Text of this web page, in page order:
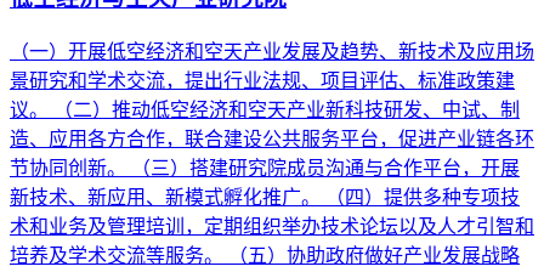
（一）开展低空经济和空天产业发展及趋势、新技术及应用场
景研究和学术交流，提出行业法规、项目评估、标准政策建
议。 （二）推动低空经济和空天产业新科技研发、中试、制
造、应用各方合作，联合建设公共服务平台，促进产业链各环
节协同创新。 （三）搭建研究院成员沟通与合作平台，开展
新技术、新应用、新模式孵化推广。 （四）提供多种专项技
术和业务及管理培训，定期组织举办技术论坛以及人才引智和
培养及学术交流等服务。 （五）协助政府做好产业发展战略